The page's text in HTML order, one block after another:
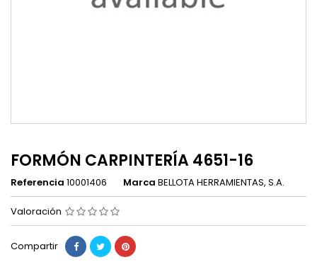
FORMÓN CARPINTERÍA 4651-16
Referencia 10001406 Marca BELLOTA HERRAMIENTAS, S.A.
Valoración
Compartir